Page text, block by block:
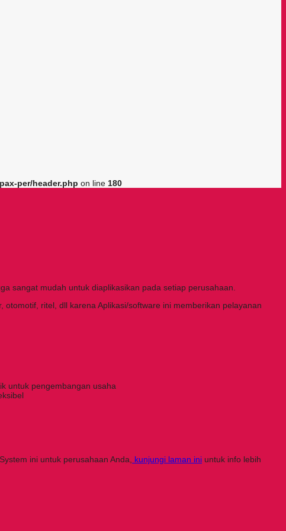
per/header.php on line 180
sangat mudah untuk diaplikasikan pada setiap perusahaan.
ritel, dll karena Aplikasi/software ini memberikan pelayanan
untuk pengembangan usaha
ini untuk perusahaan Anda, kunjungi laman ini untuk info lebih